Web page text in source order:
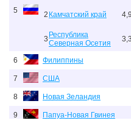
5 2 Камчатский край 4,9
3 Республика
Северная Осетия
3,3
6 Филиппины
7 США
8 Новая Зеландия
9 Папуа-Новая Гвинея